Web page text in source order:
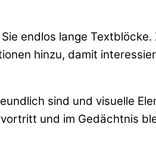
endlos lange Textblöcke.
hinzu, damit
sind und visuelle
und im Gedächtnis